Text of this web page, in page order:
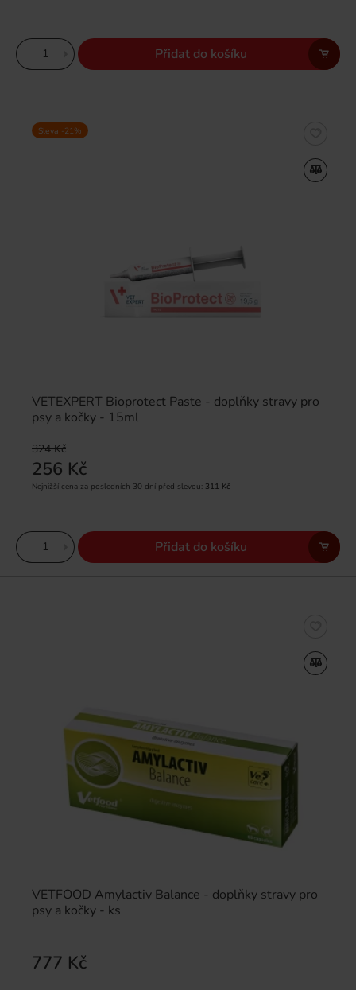
Přidat do košíku
VETEXPERT Bioprotect Paste - doplňky stravy pro
psy a kočky - 15ml
324 Kč
256 Kč
Nejnižší cena za posledních 30 dní před slevou: 311 Kč
Sleva -21%
Přidat do košíku
VETFOOD Amylactiv Balance - doplňky stravy pro
psy a kočky - ks
777 Kč